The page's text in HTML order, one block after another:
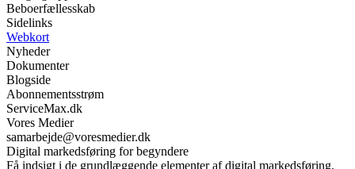
Beboerfællesskab
Sidelinks
Webkort
Nyheder
Dokumenter
Blogside
Abonnementsstrøm
ServiceMax.dk
Vores Medier
samarbejde@voresmedier.dk
Digital markedsføring for begyndere
Få indsigt i de grundlæggende elementer af digital markedsføring.